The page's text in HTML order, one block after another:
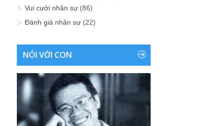
Vui cười nhân sự (86)
Đánh giá nhân sự (22)
NÓI VỚI CON